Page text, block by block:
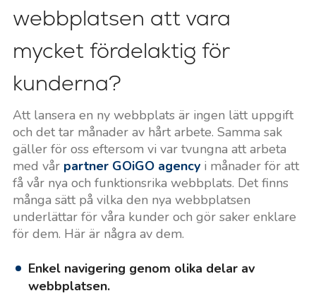
webbplatsen att vara
mycket fördelaktig för
kunderna?
Att lansera en ny webbplats är ingen lätt uppgift
och det tar månader av hårt arbete. Samma sak
gäller för oss eftersom vi var tvungna att arbeta
med vår partner GOiGO agencyi månader för att
få vår nya och funktionsrika webbplats. Det finns
många sätt på vilka den nya webbplatsen
underlättar för våra kunder och gör saker enklare
för dem. Här är några av dem.
Enkel navigering genom olika delar av
webbplatsen.